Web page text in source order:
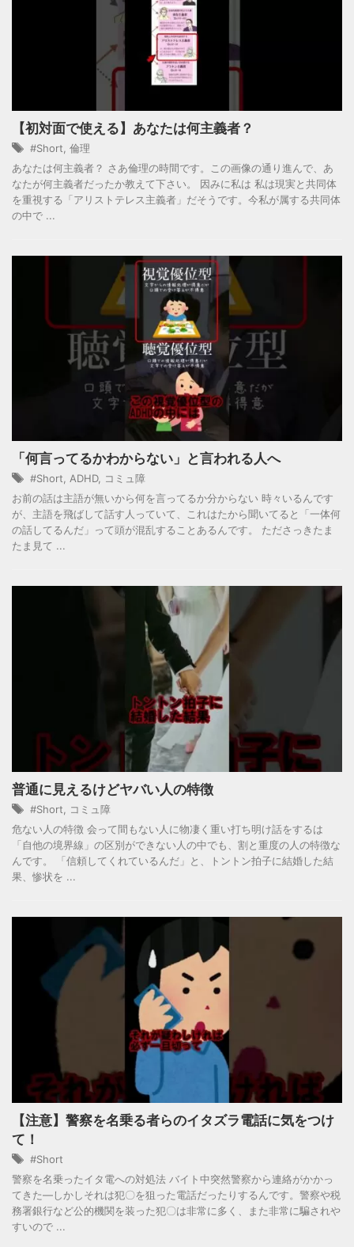
【初対面で使える】あなたは何主義者？
#Short 倫理
あなたは何主義者？ さあ倫理の時間です。この画像の通り進んで、あ
なたが何主義者だったか教えて下さい。 因みに私は 私は現実と共同体
を重視する「アリストテレス主義者」だそうです。今私が属する共同体
の中で ...
「何言ってるかわからない」と言われる人へ
#Short, ADHD, コミュ障
お前の話は主語が無いから何を言ってるか分からない 時々いるんです
が、主語を飛ばして話す人っていて、これはたから聞いてると「一体何
の話してるんだ」って頭が混乱することあるんです。 たださっきたま
たま見て ...
普通に見えるけどヤバい人の特徴
#Short, コミュ障
危ない人の特徴 会って間もない人に物凄く重い打ち明け話をするは
「自他の境界線」の区別ができない人の中でも、割と重度の人の特徴な
んです。 「信頼してくれているんだ」と、トントン拍子に結婚した結
果、惨状を ...
【注意】警察を名乗る者らのイタズラ電話に気をつけ
て！
#Short
警察を名乗ったイタ電への対処法 バイト中突然警察から連絡がかかっ
てきた―しかしそれは犯〇を狙った電話だったりするんです。警察や税
務署銀行など公的機関を装った犯〇は非常に多く、また非常に騙されや
すいので ...